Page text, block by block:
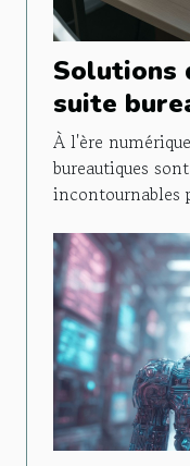
Solutions
suite
Microsoft
les plus
À l'ère
bureautiques
incontournables